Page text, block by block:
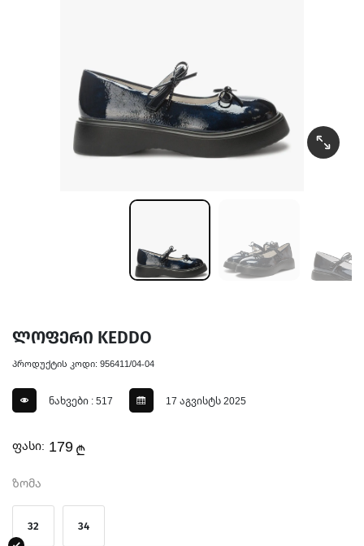
ლოფერი KEDDO
პროდუქტის კოდი: 956411/04-04
ნახვები : 517 17 აგვისტს 2025
ფასი: 179₾
ზომა
32 34